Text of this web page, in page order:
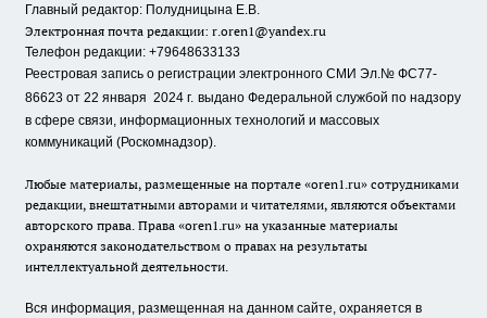
Главный редактор: Полудницына Е.В.
Электронная почта редакции: r.oren1@yandex.ru
Телефон редакции: +79648633133
Реестровая запись о регистрации электронного СМИ Эл.№ ФС77-
86623 от 22 января 2024 г. выдано Федеральной службой по надзору
в сфере связи, информационных технологий и массовых
коммуникаций (Роскомнадзор).
Любые материалы, размещенные на портале «oren1.ru» сотрудниками
редакции, внештатными авторами и читателями, являются объектами
авторского права. Права «oren1.ru» на указанные материалы
охраняются законодательством о правах на результаты
интеллектуальной деятельности.
Вся информация, размещенная на данном сайте, охраняется в